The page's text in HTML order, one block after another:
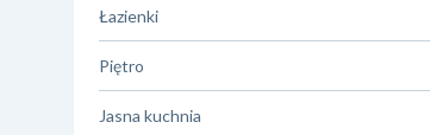
Łazienki
Piętro
Jasna kuchnia